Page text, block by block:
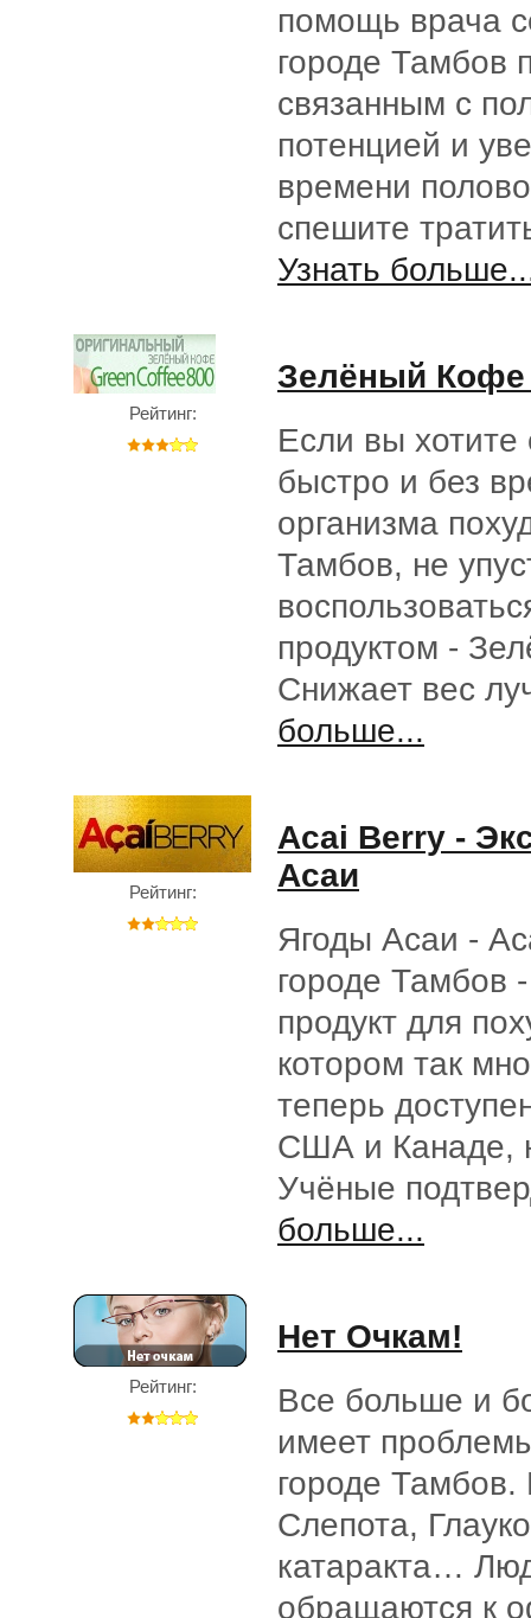
помощь врача
городе Тамбов
связанным с
потенцией и
времени
спешите
Узнать
Рейтинг:
Зелёный Кофе
Если вы хотите
быстро и без
организма
Тамбов, не
продуктом -
Снижает вес
больше...
Рейтинг:
Acai Berry -
Асаи
Ягоды Асаи -
городе Тамбов
продукт для
котором так
теперь
США и Канаде,
Учёные
больше...
Рейтинг:
Нет Очкам!
Все больше и
имеет
городе Тамбов.
Слепота,
катаракта…
обращаются к